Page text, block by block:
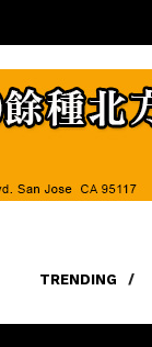
TRENDING /